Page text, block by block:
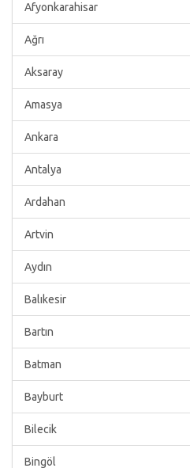
Afyonkarahisar
Ağrı
Aksaray
Amasya
Ankara
Antalya
Ardahan
Artvin
Aydın
Balıkesir
Bartın
Batman
Bayburt
Bilecik
Bingöl